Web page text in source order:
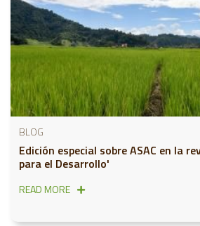
BLOG
Edición especial sobre ASAC en la
para el Desarrollo'
READ MORE